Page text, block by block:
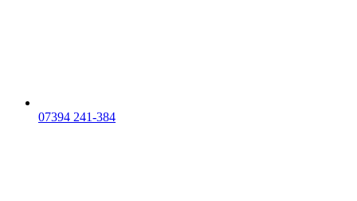
07394 241-384